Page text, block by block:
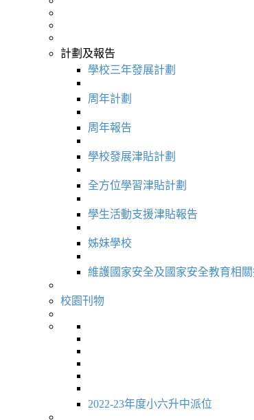
計劃及報告
學校三年發展計劃
周年計劃
周年報告
學校發展津貼計劃
全方位學習津貼計劃
學生活動支援津貼報告
姊妹學校
維護國家安全及國家安全教育相
校園刊物
2022-23年度小六升中派位